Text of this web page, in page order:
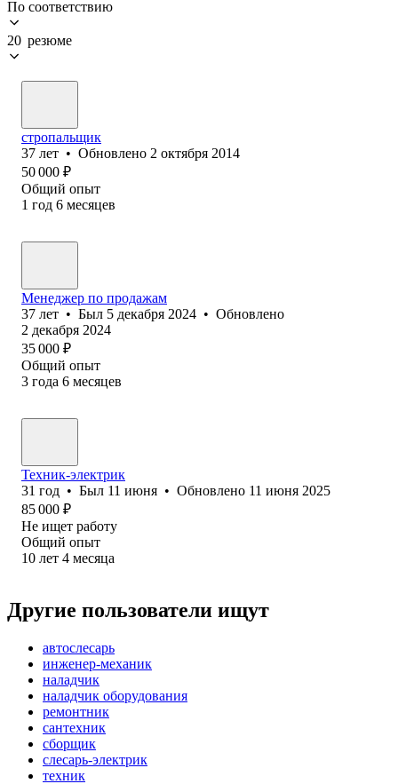
По соответствию
20 резюме
стропальщик
37 лет • Обновлено 2 октября 2014
50 000 ₽
Общий опыт
1 год 6 месяцев
Менеджер по продажам
37 лет • Был 5 декабря 2024 • Обновлено
2 декабря 2024
35 000 ₽
Общий опыт
3 года 6 месяцев
Техник-электрик
31 год • Был 11 июня • Обновлено 11 июня 2025
85 000 ₽
Не ищет работу
Общий опыт
10 лет 4 месяца
Другие пользователи ищут
автослесарь
инженер-механик
наладчик
наладчик оборудования
ремонтник
сантехник
сборщик
слесарь-электрик
техник